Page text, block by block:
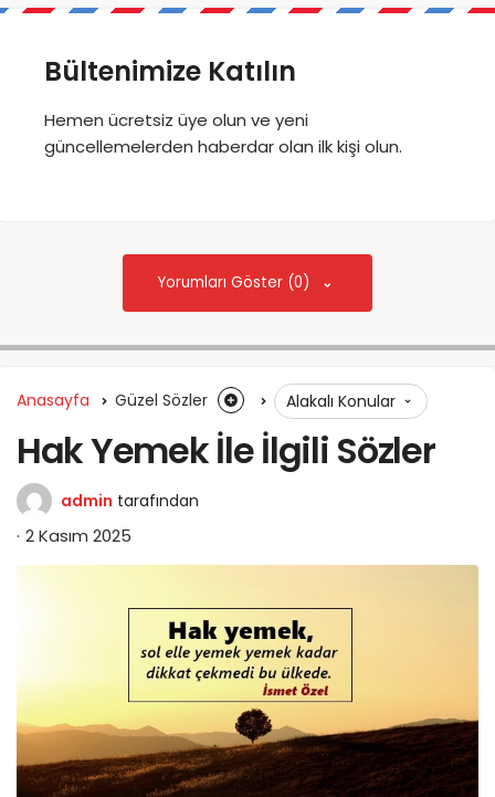
Bültenimize Katılın
Hemen ücretsiz üye olun ve yeni
güncellemelerden haberdar olan ilk kişi olun.
Yorumları Göster (0)
Anasayfa Güzel Sözler Alakalı Konular
Hak Yemek İle İlgili Sözler
admin tarafından
2 Kasım 2025